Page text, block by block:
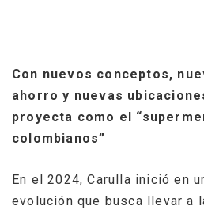
Con nuevos conceptos,
ahorro y nuevas
proyecta como el
colombianos”
En el 2024, Carulla inició en
evolución que busca llevar a